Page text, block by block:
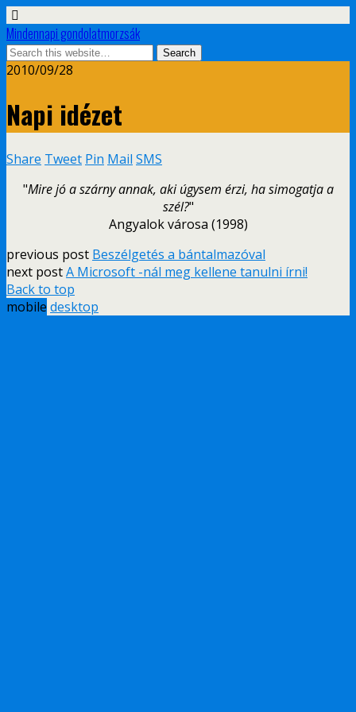
Mindennapi gondolatmorzsák
2010/09/28
Napi idézet
Share Tweet Pin Mail SMS
"Mire jó a szárny annak, aki úgysem érzi, ha simogatja a
szél?"
Angyalok városa (1998)
previous post Beszélgetés a bántalmazóval
next postA Microsoft -nál meg kellene tanulni írni!
Back to top
mobile desktop